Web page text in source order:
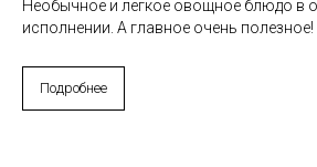
Необычное и легкое овощное блюдо в
исполнении. А главное очень полезное!
Подробнее